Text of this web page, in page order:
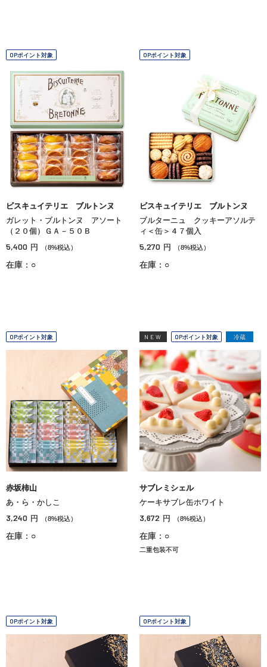
OPポイント対象
ビスキュイテリエ ブルトンヌ
ガレット・ブルトンヌ アソート
（２０個）ＧＡ－５０Ｂ
5,400 円 （8%税込）
在庫：○
OPポイント対象
ビスキュイテリエ ブルトンヌ
ブルターニュ クッキーアソルテ
ィ＜缶＞４７個入
5,270 円 （8%税込）
在庫：○
OPポイント対象
赤坂柿山
あ・ら・かしこ
3,240 円 （8%税込）
在庫：○
NEW OPポイント対象 冷蔵
サブレミシェル
ケーキサブレ缶ホワイト
3,672 円 （8%税込）
在庫：○
二重包装不可
OPポイント対象 OPポイント対象